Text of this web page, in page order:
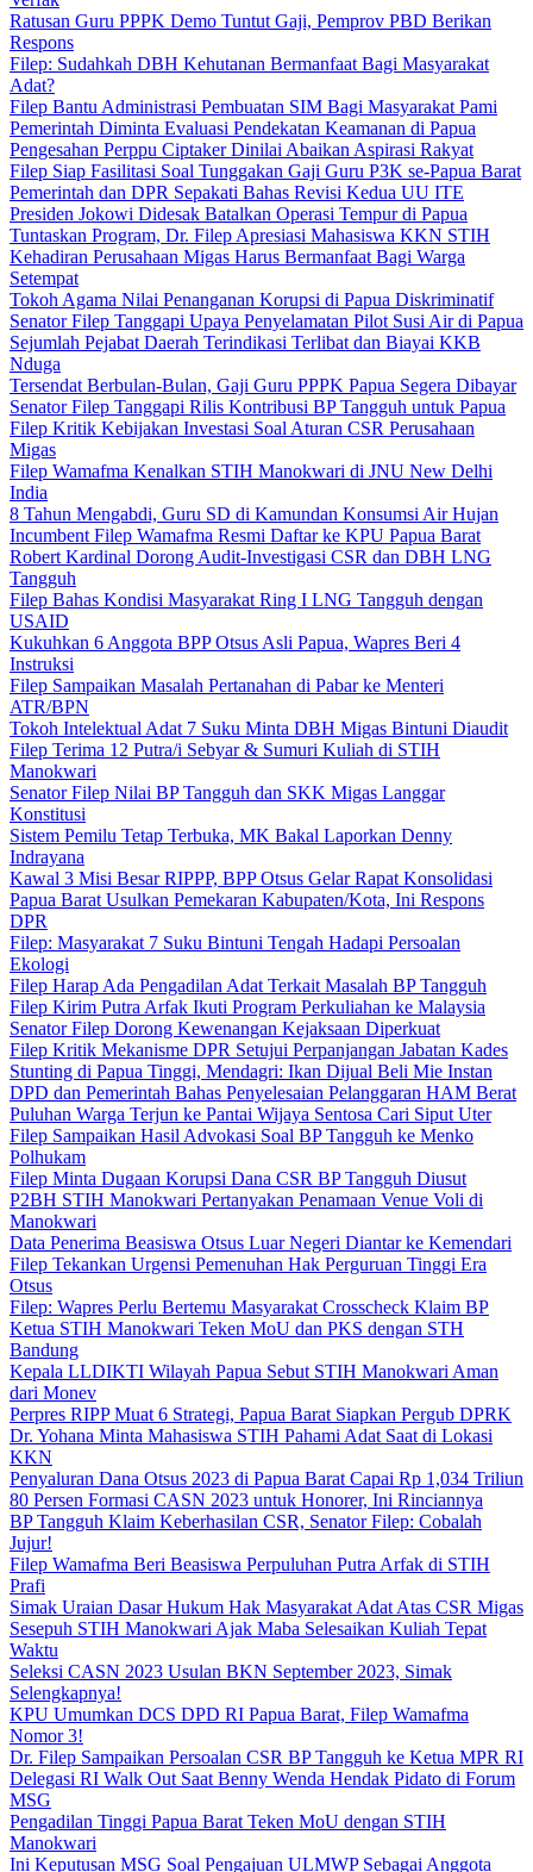
Ratusan Guru PPPK Demo Tuntut Gaji, Pemprov PBD Berikan
Respons
Filep: Sudahkah DBH Kehutanan Bermanfaat Bagi Masyarakat
Adat?
Filep Bantu Administrasi Pembuatan SIM Bagi Masyarakat Pami
Pemerintah Diminta Evaluasi Pendekatan Keamanan di Papua
Pengesahan Perppu Ciptaker Dinilai Abaikan Aspirasi Rakyat
Filep Siap Fasilitasi Soal Tunggakan Gaji Guru P3K se-Papua Barat
Pemerintah dan DPR Sepakati Bahas Revisi Kedua UU ITE
Presiden Jokowi Didesak Batalkan Operasi Tempur di Papua
Tuntaskan Program, Dr. Filep Apresiasi Mahasiswa KKN STIH
Kehadiran Perusahaan Migas Harus Bermanfaat Bagi Warga
Setempat
Tokoh Agama Nilai Penanganan Korupsi di Papua Diskriminatif
Senator Filep Tanggapi Upaya Penyelamatan Pilot Susi Air di Papua
Sejumlah Pejabat Daerah Terindikasi Terlibat dan Biayai KKB
Nduga
Tersendat Berbulan-Bulan, Gaji Guru PPPK Papua Segera Dibayar
Senator Filep Tanggapi Rilis Kontribusi BP Tangguh untuk Papua
Filep Kritik Kebijakan Investasi Soal Aturan CSR Perusahaan
Migas
Filep Wamafma Kenalkan STIH Manokwari di JNU New Delhi
India
8 Tahun Mengabdi, Guru SD di Kamundan Konsumsi Air Hujan
Incumbent Filep Wamafma Resmi Daftar ke KPU Papua Barat
Robert Kardinal Dorong Audit-Investigasi CSR dan DBH LNG
Tangguh
Filep Bahas Kondisi Masyarakat Ring I LNG Tangguh dengan
USAID
Kukuhkan 6 Anggota BPP Otsus Asli Papua, Wapres Beri 4
Instruksi
Filep Sampaikan Masalah Pertanahan di Pabar ke Menteri
ATR/BPN
Tokoh Intelektual Adat 7 Suku Minta DBH Migas Bintuni Diaudit
Filep Terima 12 Putra/i Sebyar & Sumuri Kuliah di STIH
Manokwari
Senator Filep Nilai BP Tangguh dan SKK Migas Langgar
Konstitusi
Sistem Pemilu Tetap Terbuka, MK Bakal Laporkan Denny
Indrayana
Kawal 3 Misi Besar RIPPP, BPP Otsus Gelar Rapat Konsolidasi
Papua Barat Usulkan Pemekaran Kabupaten/Kota, Ini Respons
DPR
Filep: Masyarakat 7 Suku Bintuni Tengah Hadapi Persoalan
Ekologi
Filep Harap Ada Pengadilan Adat Terkait Masalah BP Tangguh
Filep Kirim Putra Arfak Ikuti Program Perkuliahan ke Malaysia
Senator Filep Dorong Kewenangan Kejaksaan Diperkuat
Filep Kritik Mekanisme DPR Setujui Perpanjangan Jabatan Kades
Stunting di Papua Tinggi, Mendagri: Ikan Dijual Beli Mie Instan
DPD dan Pemerintah Bahas Penyelesaian Pelanggaran HAM Berat
Puluhan Warga Terjun ke Pantai Wijaya Sentosa Cari Siput Uter
Filep Sampaikan Hasil Advokasi Soal BP Tangguh ke Menko
Polhukam
Filep Minta Dugaan Korupsi Dana CSR BP Tangguh Diusut
P2BH STIH Manokwari Pertanyakan Penamaan Venue Voli di
Manokwari
Data Penerima Beasiswa Otsus Luar Negeri Diantar ke Kemendari
Filep Tekankan Urgensi Pemenuhan Hak Perguruan Tinggi Era
Otsus
Filep: Wapres Perlu Bertemu Masyarakat Crosscheck Klaim BP
Ketua STIH Manokwari Teken MoU dan PKS dengan STH
Bandung
Kepala LLDIKTI Wilayah Papua Sebut STIH Manokwari Aman
dari Monev
Perpres RIPP Muat 6 Strategi, Papua Barat Siapkan Pergub DPRK
Dr. Yohana Minta Mahasiswa STIH Pahami Adat Saat di Lokasi
KKN
Penyaluran Dana Otsus 2023 di Papua Barat Capai Rp 1,034 Triliun
80 Persen Formasi CASN 2023 untuk Honorer, Ini Rinciannya
BP Tangguh Klaim Keberhasilan CSR, Senator Filep: Cobalah
Jujur!
Filep Wamafma Beri Beasiswa Perpuluhan Putra Arfak di STIH
Prafi
Simak Uraian Dasar Hukum Hak Masyarakat Adat Atas CSR Migas
Sesepuh STIH Manokwari Ajak Maba Selesaikan Kuliah Tepat
Waktu
Seleksi CASN 2023 Usulan BKN September 2023, Simak
Selengkapnya!
KPU Umumkan DCS DPD RI Papua Barat, Filep Wamafma
Nomor 3!
Dr. Filep Sampaikan Persoalan CSR BP Tangguh ke Ketua MPR RI
Delegasi RI Walk Out Saat Benny Wenda Hendak Pidato di Forum
MSG
Pengadilan Tinggi Papua Barat Teken MoU dengan STIH
Manokwari
Ini Keputusan MSG Soal Pengajuan ULMWP Sebagai Anggota